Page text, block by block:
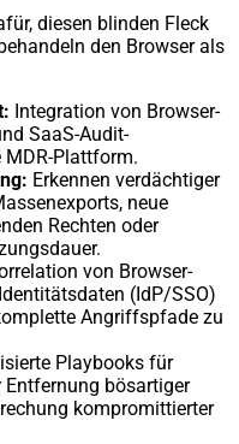
diesen blinden Fleck
den Browser als
Integration von Browser-
SaaS-Audit-
Plattform.
Erkennen verdächtiger
neue
Rechten oder
von Browser-
(IdP/SSO)
Angriffspfade zu
Playbooks für
Entfernung bösartiger
kompromittierter